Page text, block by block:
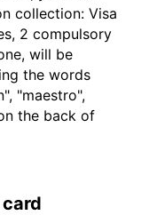
collection: Visa
2 compulsory
will be
the words
"maestro",
the back of